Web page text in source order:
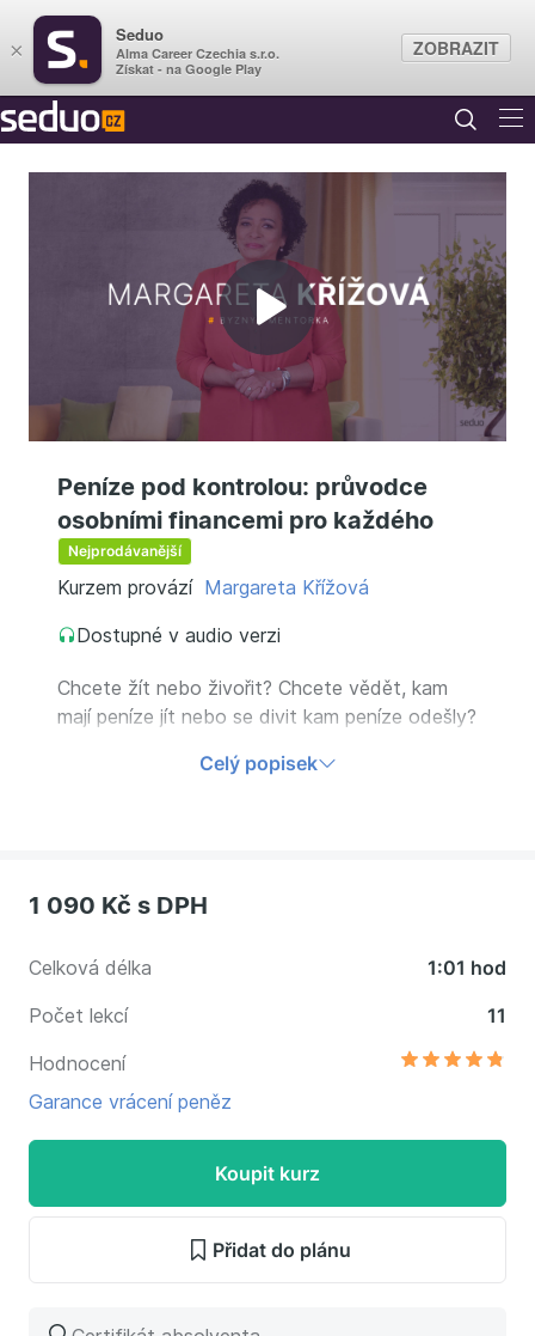
Přehrát
video
Peníze pod kontrolou: průvodce
osobními financemi pro každého
Nejprodávanější
Kurzem provází Margareta Křížová
Dostupné v audio verzi
Chcete žít nebo živořit? Chcete vědět, kam
mají peníze jít nebo se divit kam peníze odešly?
osobních financí a mějte své peníze pod
Celý popisek
1 090 Kč s DPH
Celková délka
1:01 hod
Počet lekcí
11
Hodnocení
Garance vrácení peněz
Koupit kurz
Přidat do plánu
×
Seduo
Alma Career Czechia s.r.o.
Získat - na Google Play
ZOBRAZIT